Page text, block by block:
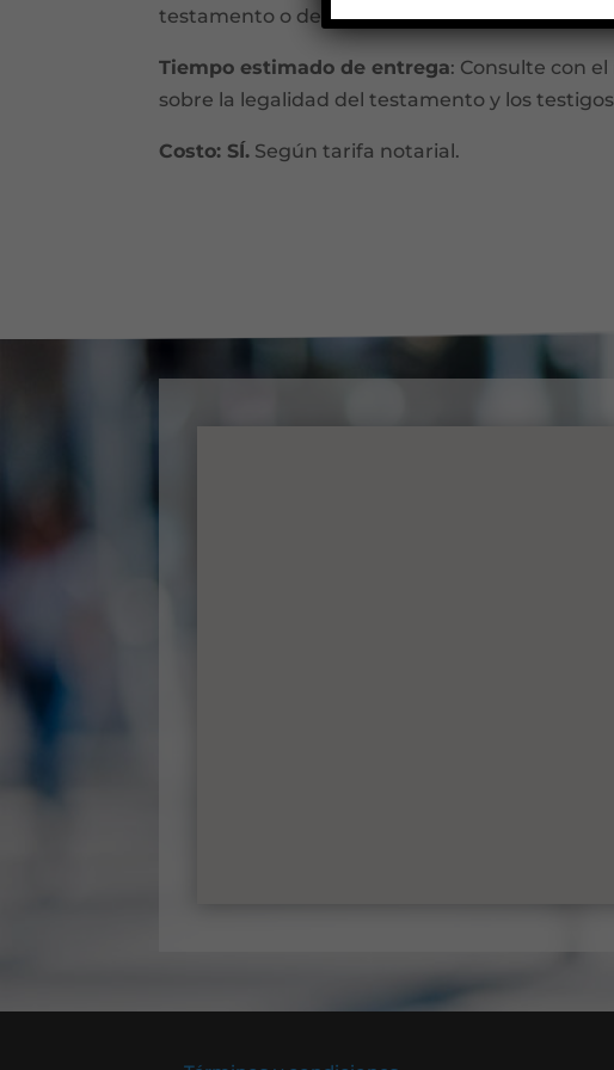
testamento o del notario. Consulte al notario
Tiempo estimado de entrega: Consulte con
sobre la legalidad del testamento y los
Costo: SÍ.Según tarifa notarial.